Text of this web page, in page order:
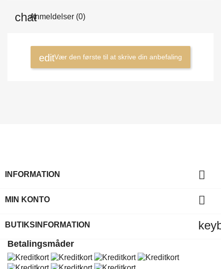
Anmeldelser (0)
Vær den første til at skrive din anbefaling
INFORMATION 
MIN KONTO 
BUTIKSINFORMATION
Betalingsmåder